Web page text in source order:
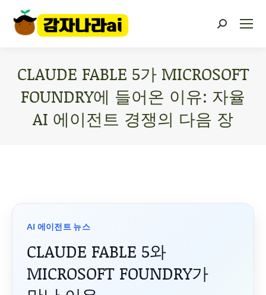
CLAUDE FABLE 5가 MICROSOFT
FOUNDRY에 들어온 이유: 자율
AI 에이전트 경쟁의 다음 장
AI 에이전트 뉴스
CLAUDE FABLE 5와
MICROSOFT FOUNDRY가